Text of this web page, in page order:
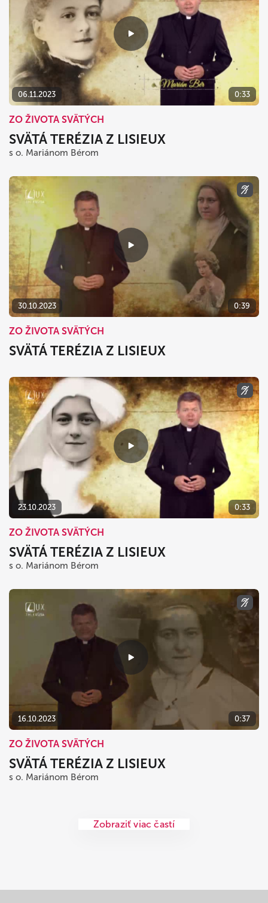
06.11.2023 0:33
ZO ŽIVOTA SVÄTÝCH
SVÄTÁ TERÉZIA Z LISIEUX
s o. Mariánom Bérom
30.10.2023 0:39
ZO ŽIVOTA SVÄTÝCH
SVÄTÁ TERÉZIA Z LISIEUX
23.10.2023 0:33
ZO ŽIVOTA SVÄTÝCH
SVÄTÁ TERÉZIA Z LISIEUX
s o. Mariánom Bérom
16.10.2023 0:37
ZO ŽIVOTA SVÄTÝCH
SVÄTÁ TERÉZIA Z LISIEUX
s o. Mariánom Bérom
Zobraziť viac častí